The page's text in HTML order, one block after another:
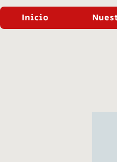
Inicio